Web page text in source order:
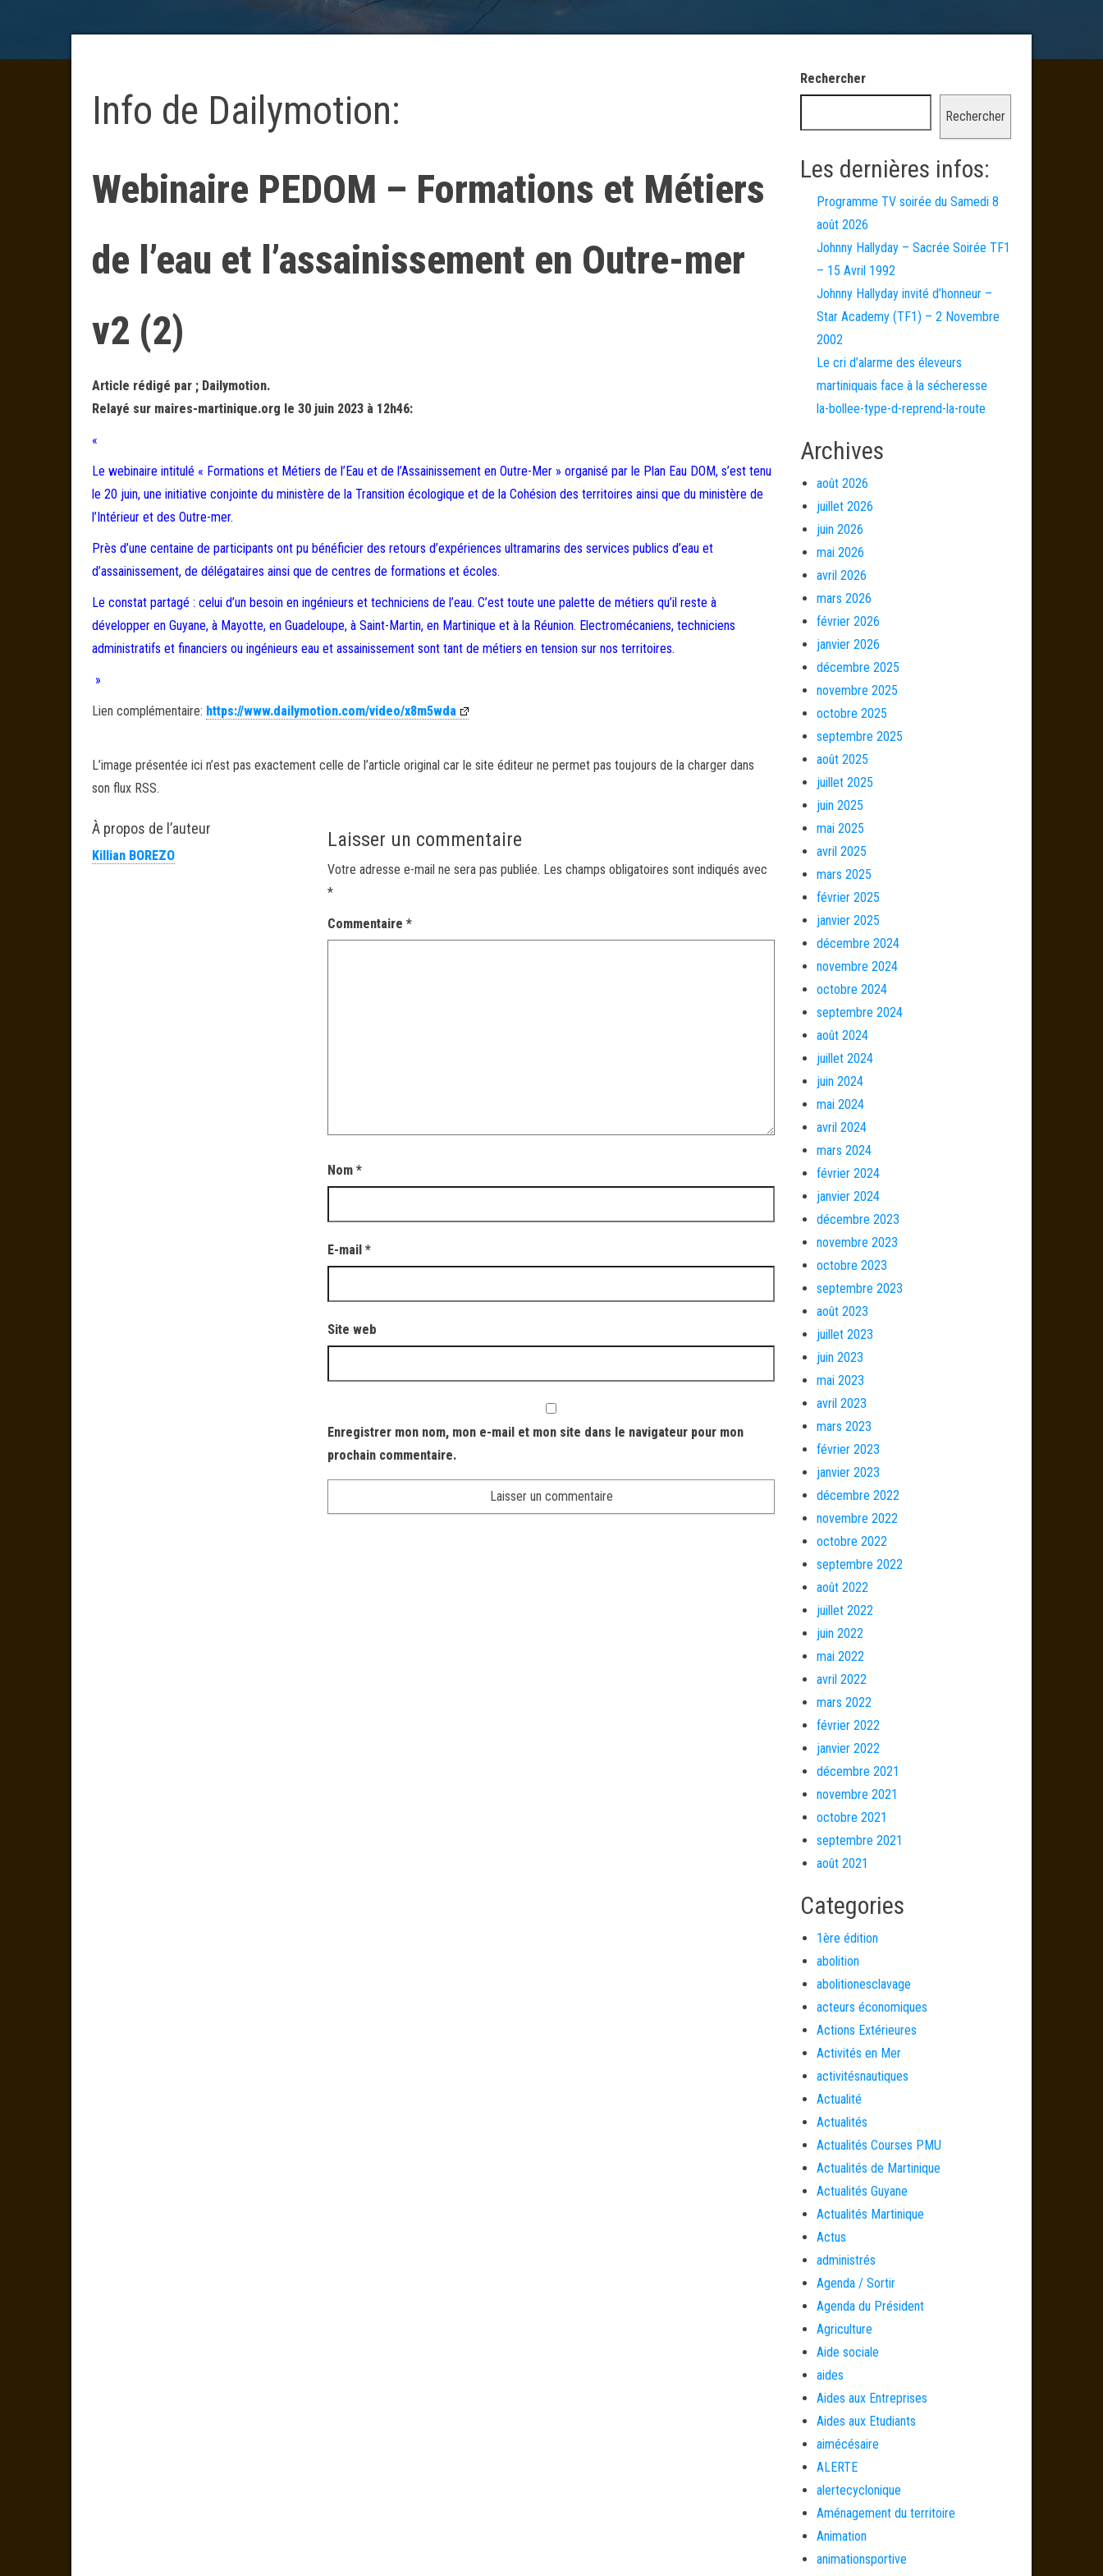
Info de Dailymotion:
Webinaire PEDOM – Formations et Métiers
de l’eau et l’assainissement en Outre-mer
v2 (2)
Article rédigé par ; Dailymotion.
Relayé sur maires-martinique.org le 30 juin 2023 à 12h46:
«
Le webinaire intitulé « Formations et Métiers de l’Eau et de l’Assainissement en Outre-Mer » organisé par le Plan Eau DOM, s’est tenu
le 20 juin, une initiative conjointe du ministère de la Transition écologique et de la Cohésion des territoires ainsi que du ministère de
l’Intérieur et des Outre-mer.
Près d’une centaine de participants ont pu bénéficier des retours d’expériences ultramarins des services publics d’eau et
d’assainissement, de délégataires ainsi que de centres de formations et écoles.
Le constat partagé : celui d’un besoin en ingénieurs et techniciens de l’eau. C’est toute une palette de métiers qu’il reste à
développer en Guyane, à Mayotte, en Guadeloupe, à Saint-Martin, en Martinique et à la Réunion. Electromécaniens, techniciens
administratifs et financiers ou ingénieurs eau et assainissement sont tant de métiers en tension sur nos territoires.
»
Lien complémentaire: https://www.dailymotion.com/video/x8m5wda
L’image présentée ici n’est pas exactement celle de l’article original car le site éditeur ne permet pas toujours de la charger dans
son flux RSS.
À propos de l’auteur
Killian BOREZO
Laisser un commentaire
Votre adresse e-mail ne sera pas publiée. Les champs obligatoires sont indiqués avec
*
Commentaire*
Nom*
E-mail*
Site web
Enregistrer mon nom, mon e-mail et mon site dans le navigateur pour mon
prochain commentaire.
Rechercher
Rechercher
Les dernières infos:
Programme TV soirée du Samedi 8
août 2026
Johnny Hallyday – Sacrée Soirée TF1
– 15 Avril 1992
Johnny Hallyday invité d’honneur –
Star Academy (TF1) – 2 Novembre
2002
Le cri d’alarme des éleveurs
martiniquais face à la sécheresse
la-bollee-type-d-reprend-la-route
Archives
août 2026
juillet 2026
juin 2026
mai 2026
avril 2026
mars 2026
février 2026
janvier 2026
décembre 2025
novembre 2025
octobre 2025
septembre 2025
août 2025
juillet 2025
juin 2025
mai 2025
avril 2025
mars 2025
février 2025
janvier 2025
décembre 2024
novembre 2024
octobre 2024
septembre 2024
août 2024
juillet 2024
juin 2024
mai 2024
avril 2024
mars 2024
février 2024
janvier 2024
décembre 2023
novembre 2023
octobre 2023
septembre 2023
août 2023
juillet 2023
juin 2023
mai 2023
avril 2023
mars 2023
février 2023
janvier 2023
décembre 2022
novembre 2022
octobre 2022
septembre 2022
août 2022
juillet 2022
juin 2022
mai 2022
avril 2022
mars 2022
février 2022
janvier 2022
décembre 2021
novembre 2021
octobre 2021
septembre 2021
août 2021
Categories
1ère édition
abolition
abolitionesclavage
acteurs économiques
Actions Extérieures
Activités en Mer
activitésnautiques
Actualité
Actualités
Actualités Courses PMU
Actualités de Martinique
Actualités Guyane
Actualités Martinique
Actus
administrés
Agenda / Sortir
Agenda du Président
Agriculture
Aide sociale
aides
Aides aux Entreprises
Aides aux Etudiants
aimécésaire
ALERTE
alertecyclonique
Aménagement du territoire
Animation
animationsportive